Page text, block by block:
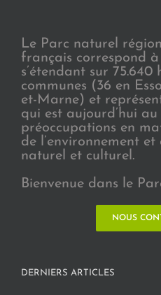
Le Parc naturel
français correspond
s’étendant sur
communes (36 en
et-Marne) et
qui est aujourd’hui
préoccupations en
de l’environnement
naturel et culturel.
Bienvenue dans le
NOUS
DERNIERS ARTICLES